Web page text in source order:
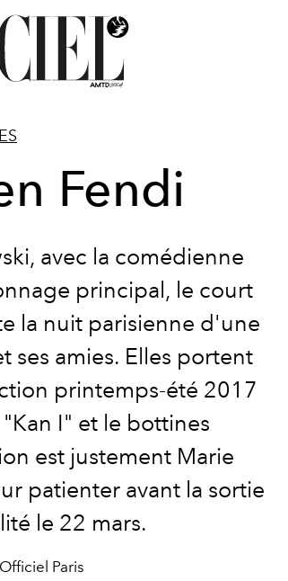
Fendi
avec la comédienne
principal, le court
la nuit parisienne d'une
ses amies. Elles portent
printemps-été 2017
I" et le bottines
est justement Marie
patienter avant la sortie
le 22 mars.
Paris